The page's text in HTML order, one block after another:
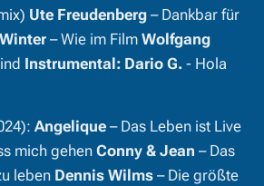
Ute Freudenberg – Dankbar für
– Wie im Film Wolfgang
Instrumental: Dario G. - Hola
Angelique – Das Leben ist Live
mich gehen Conny & Jean – Das
leben Dennis Wilms – Die größte